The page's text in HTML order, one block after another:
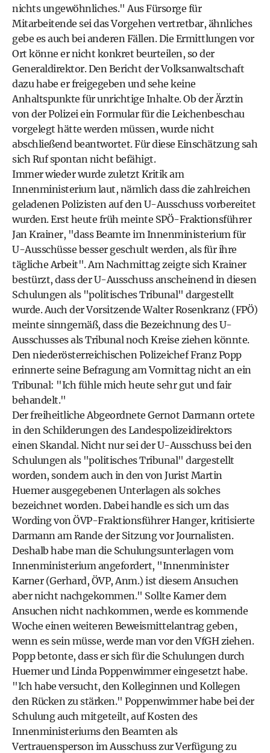
nichts ungewöhnliches." Aus Fürsorge für
Mitarbeitende sei das Vorgehen vertretbar, ähnliches
gebe es auch bei anderen Fällen. Die Ermittlungen vor
Ort könne er nicht konkret beurteilen, so der
Generaldirektor. Den Bericht der Volksanwaltschaft
dazu habe er freigegeben und sehe keine
Anhaltspunkte für unrichtige Inhalte. Ob der Ärztin
von der Polizei ein Formular für die Leichenbeschau
vorgelegt hätte werden müssen, wurde nicht
abschließend beantwortet. Für diese Einschätzung sah
sich Ruf spontan nicht befähigt.
Immer wieder wurde zuletzt Kritik am
Innenministerium laut, nämlich dass die zahlreichen
geladenen Polizisten auf den U-Ausschuss vorbereitet
wurden. Erst heute früh meinte SPÖ-Fraktionsführer
Jan Krainer, "dass Beamte im Innenministerium für
U-Ausschüsse besser geschult werden, als für ihre
tägliche Arbeit". Am Nachmittag zeigte sich Krainer
bestürzt, dass der U-Ausschuss anscheinend in diesen
Schulungen als "politisches Tribunal" dargestellt
wurde. Auch der Vorsitzende Walter Rosenkranz (FPÖ)
meinte sinngemäß, dass die Bezeichnung des U-
Ausschusses als Tribunal noch Kreise ziehen könnte.
Den niederösterreichischen Polizeichef Franz Popp
erinnerte seine Befragung am Vormittag nicht an ein
Tribunal: "Ich fühle mich heute sehr gut und fair
behandelt."
Der freiheitliche Abgeordnete Gernot Darmann ortete
in den Schilderungen des Landespolizeidirektors
einen Skandal. Nicht nur sei der U-Ausschuss bei den
Schulungen als "politisches Tribunal" dargestellt
worden, sondern auch in den von Jurist Martin
Huemer ausgegebenen Unterlagen als solches
bezeichnet worden. Dabei handle es sich um das
Wording von ÖVP-Fraktionsführer Hanger, kritisierte
Darmann am Rande der Sitzung vor Journalisten.
Deshalb habe man die Schulungsunterlagen vom
Innenministerium angefordert, "Innenminister
Karner (Gerhard, ÖVP, Anm.) ist diesem Ansuchen
aber nicht nachgekommen." Sollte Karner dem
Ansuchen nicht nachkommen, werde es kommende
Woche einen weiteren Beweismittelantrag geben,
wenn es sein müsse, werde man vor den VfGH ziehen.
Popp betonte, dass er sich für die Schulungen durch
Huemer und Linda Poppenwimmer eingesetzt habe.
"Ich habe versucht, den Kolleginnen und Kollegen
den Rücken zu stärken." Poppenwimmer habe bei der
Schulung auch mitgeteilt, auf Kosten des
Innenministeriums den Beamten als
Vertrauensperson im Ausschuss zur Verfügung zu